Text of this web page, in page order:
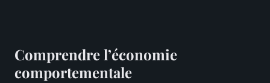
Comprendre l’économie
comportementale